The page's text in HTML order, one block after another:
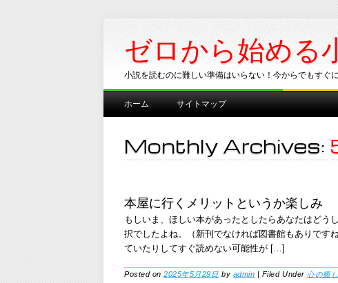
ゼロから始める
小説を読むのに難しい準備はいらない！今からでもすぐ
Main menu
Skip
ホーム サイトマップ
Monthly Archives:
本屋に行くメリットというか楽しみ
もしいま、ほしい本があったとしたらあなたはどう
択でしたよね。（新刊でなければ図書館もありです
ていたりしてすぐ読めない可能性が […]
Posted on2025年5月29日 by admin | Filed Under心の癒し